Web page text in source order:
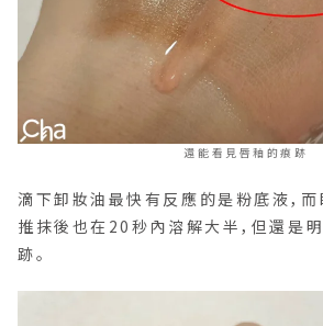
還能看見唇釉的痕跡
滴下卸妝油最快有反應的是粉底液，而
推抹後也在20秒內溶解大半，但還是
跡。